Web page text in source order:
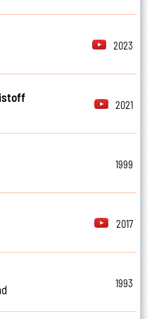
2023
2021
1999
2017
1993